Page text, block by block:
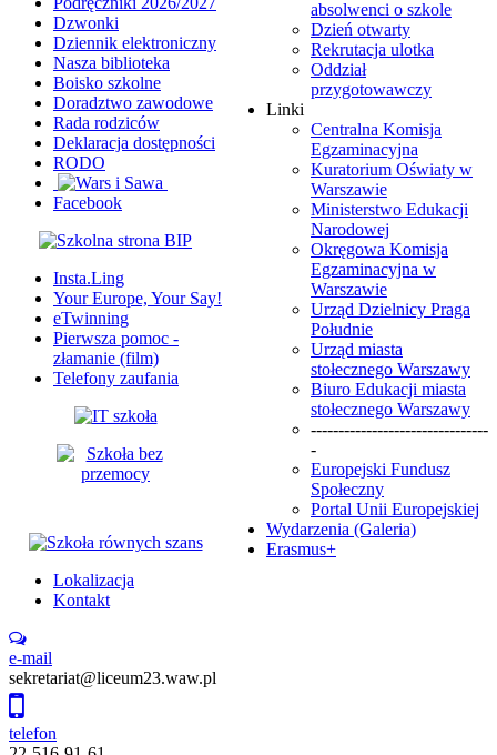
absolwenci o szkole
Dzień otwarty
Rekrutacja ulotka
Oddział
przygotowawczy
Linki
Centralna Komisja
Egzaminacyjna
Kuratorium Oświaty w
Warszawie
Ministerstwo Edukacji
Narodowej
Okręgowa Komisja
Egzaminacyjna w
Warszawie
Urząd Dzielnicy Praga
Południe
Urząd miasta
stołecznego Warszawy
Biuro Edukacji miasta
stołecznego Warszawy
--------------------------------
-
Europejski Fundusz
Społeczny
Portal Unii Europejskiej
Wydarzenia (Galeria)
Erasmus+
Dzwonki
Dziennik elektroniczny
Nasza biblioteka
Boisko szkolne
Doradztwo zawodowe
Rada rodziców
Deklaracja dostępności
RODO
Facebook
Insta.Ling
Your Europe, Your Say!
eTwinning
Pierwsza pomoc -
złamanie (film)
Telefony zaufania
Lokalizacja
Kontakt
e-mail
sekretariat@liceum23.waw.pl
telefon